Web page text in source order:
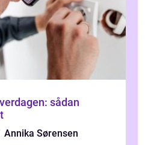
sådan
Annika Sørensen